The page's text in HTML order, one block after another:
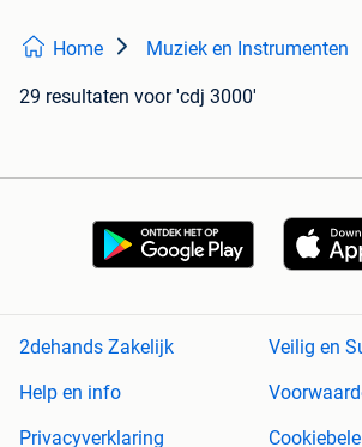
Home Muziek en Instrumenten
29 resultaten voor 'cdj 3000'
2dehands Zakelijk
Veilig en
Help en info
Privacyverklaring